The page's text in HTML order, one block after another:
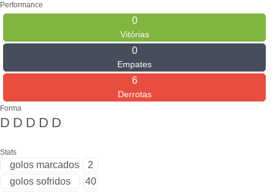
Performance
0
Vitórias
0
Empates
6
Derrotas
Forma
D D D D D
Stats
golos marcados
2
golos sofridos
40